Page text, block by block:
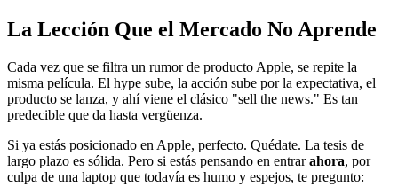
La Lección Que el Mercado No Aprende
Cada vez que se filtra un rumor de producto Apple, se repite la
misma película. El hype sube, la acción sube por la expectativa, el
producto se lanza, y ahí viene el clásico "sell the news." Es tan
predecible que da hasta vergüenza.
Si ya estás posicionado en Apple, perfecto. Quédate. La tesis de
largo plazo es sólida. Pero si estás pensando en entrarahora, por
culpa de una laptop que todavía es humo y espejos, te pregunto: